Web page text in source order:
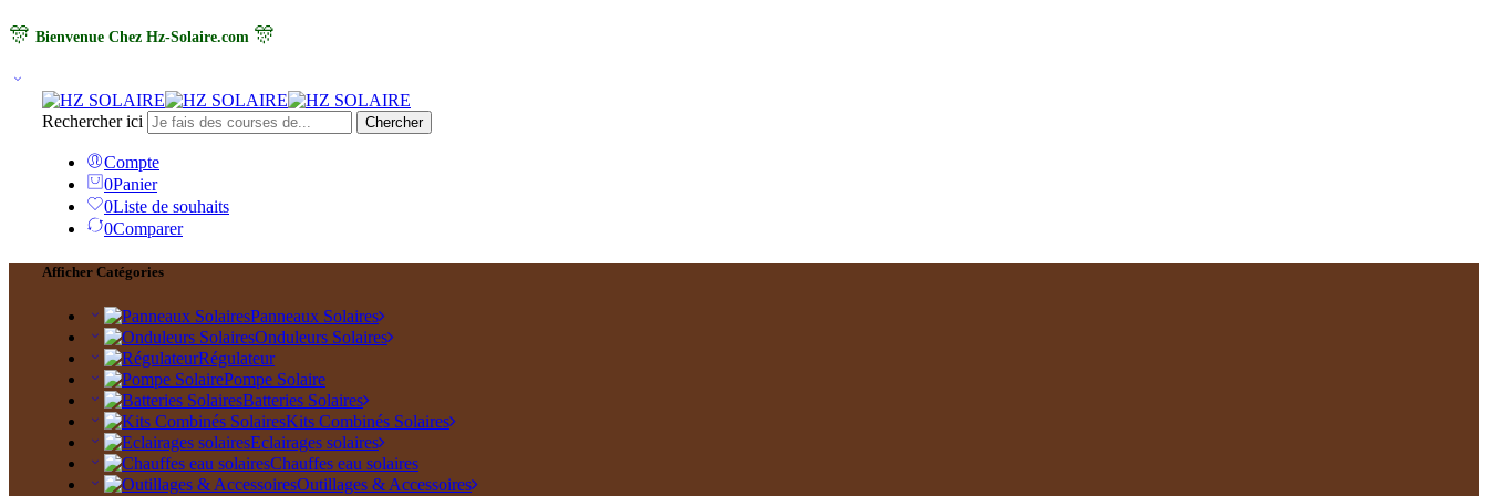
🎊 Bienvenue Chez Hz-Solaire.com 🎊
Rechercher ici Chercher
Compte
0Panier
0Liste de souhaits
0Comparer
Afficher Catégories
Panneaux Solaires
Onduleurs Solaires
Régulateur
Pompe Solaire
Batteries Solaires
Kits Combinés Solaires
Eclairages solaires
Chauffes eau solaires
Outillages & Accessoires